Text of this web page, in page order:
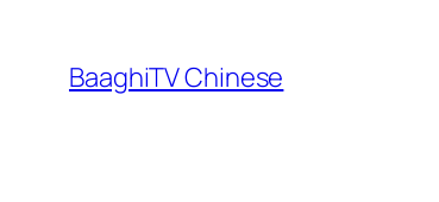
content
BaaghiTV Chinese